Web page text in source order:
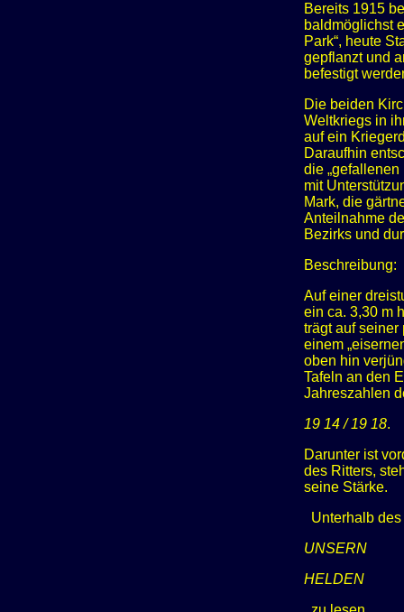
Bereits 1915
baldmöglichst
Park“, heute
gepflanzt und
befestigt
Die beiden
Weltkriegs in
auf ein
Daraufhin
die
mit
Mark, die
Anteilnahme
Bezirks und
Beschreibung:
Auf einer
ein ca. 3,30 m
trägt auf
einem
oben hin
Tafeln an den
Jahreszahlen
19 14 / 19 18.
Darunter ist
des Ritters,
seine Stärke.
Unterhalb
UNSERN
HELDEN